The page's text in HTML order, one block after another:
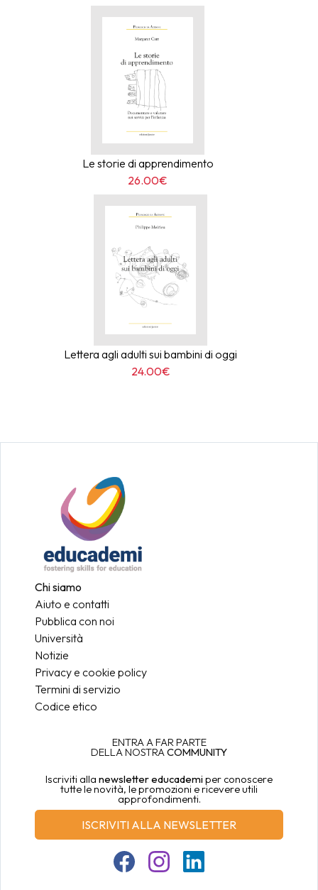
Le storie di apprendimento
26.00€
Lettera agli adulti sui bambini di oggi
24.00€
Chi siamo
Aiuto e contatti
Pubblica con noi
Università
Notizie
Privacy e cookie policy
Termini di servizio
Codice etico
ENTRA A FAR PARTE
DELLA NOSTRA COMMUNITY
Iscriviti alla newsletter educademiper conoscere
tutte le novità, le promozioni e ricevere utili
approfondimenti.
ISCRIVITI ALLA NEWSLETTER